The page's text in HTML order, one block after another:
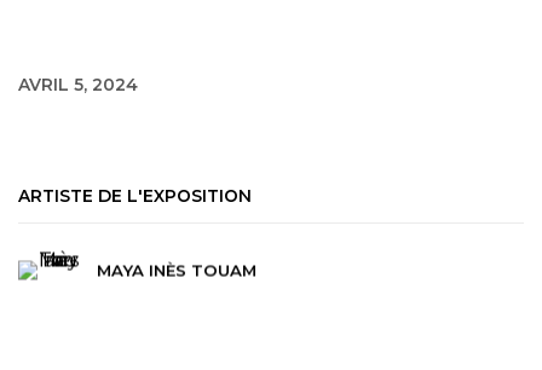
AVRIL 5, 2024
ARTISTE DE L'EXPOSITION
MAYA INÈS TOUAM